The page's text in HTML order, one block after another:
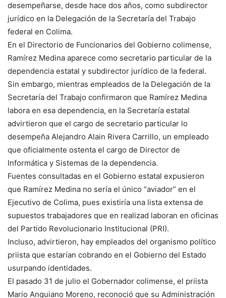
desempeñarse, desde hace dos años, como subdirector
jurídico en la Delegación de la Secretaría del Trabajo
federal en Colima.
En el Directorio de Funcionarios del Gobierno colimense,
Ramírez Medina aparece como secretario particular de la
dependencia estatal y subdirector jurídico de la federal.
Sin embargo, mientras empleados de la Delegación de la
Secretaría del Trabajo confirmaron que Ramírez Medina
labora en esa dependencia, en la Secretaría estatal
advirtieron que el cargo de secretario particular lo
desempeña Alejandro Alain Rivera Carrillo, un empleado
que oficialmente ostenta el cargo de Director de
Informática y Sistemas de la dependencia.
Fuentes consultadas en el Gobierno estatal expusieron
que Ramírez Medina no sería el único “aviador” en el
Ejecutivo de Colima, pues existiría una lista extensa de
supuestos trabajadores que en realizad laboran en oficinas
del Partido Revolucionario Institucional (PRI).
Incluso, advirtieron, hay empleados del organismo político
priista que estarían cobrando en el Gobierno del Estado
usurpando identidades.
El pasado 31 de julio el Gobernador colimense, el priista
Mario Anguiano Moreno, reconoció que su Administración